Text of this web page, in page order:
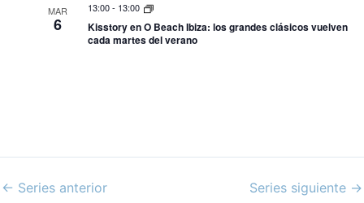
MAR
6
13:00- 13:00
Kisstory en O Beach Ibiza: los grandes clásicos vuelven
cada martes del verano
← Series anterior Series siguiente →